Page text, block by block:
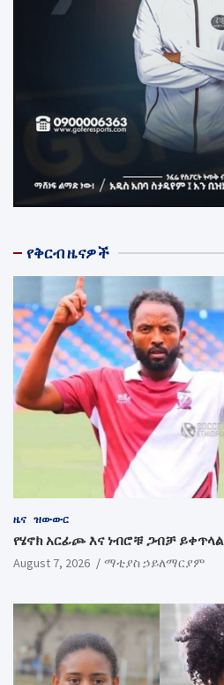
የቅርብ ዜናዎች
ዜና ዝውውር
የሄኖክ አርፊጮ እና ነብሮቹ ጋብቻ ይቀጥላል
August 7, 2026 ማቲያስ ኃይለማርያም